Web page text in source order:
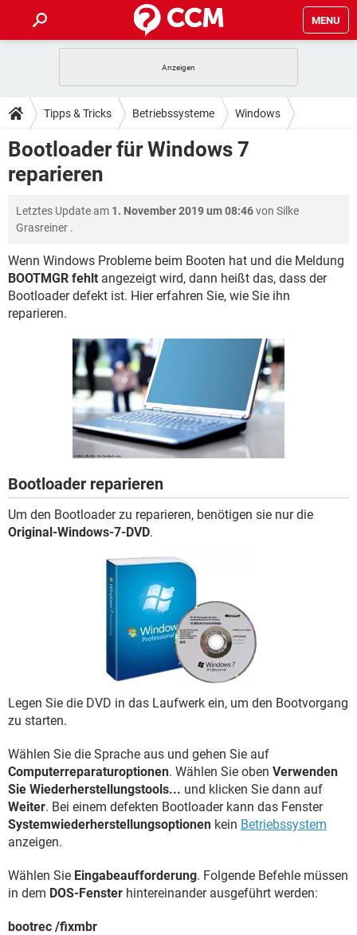
MENU
ANDROID IOS
WINDOWS 10 INSTAGRAM
WHATSAPP
TIPPS & TRICKS
SPIELE STREAMING
ANDROID IOS
WINDOWS 10
WHATSAPP TIKTOK
DOWNLOADS
SPIELE
WINDOWS 10
WHATSAPP TIKTOK
FACEBOOK HARDWARE
FORUM
SPIELE STREAMING
WINDOWS 10 INSTAGRAM
WHATSAPP TIKTOK
FACEBOOK
LEXIKON
SPIELE STREAMING
ANDROID IOS
WINDOWS 10
Tipps & Tricks Betriebssysteme Windows
Windows 7
Bootloader für Windows 7
reparieren
Letztes Update am 1. November 2019 um 08:46von Silke
Grasreiner .
Wenn Windows Probleme beim Booten hat und die Meldung
BOOTMGR fehlt angezeigt wird, dann heißt das, dass der
Bootloader defekt ist. Hier erfahren Sie, wie Sie ihn
reparieren.
Bootloader reparieren
Um den Bootloader zu reparieren, benötigen sie nur die
Original-Windows-7-DVD.
Legen Sie die DVD in das Laufwerk ein, um den Bootvorgang
zu starten.
Wählen Sie die Sprache aus und gehen Sie auf
Computerreparaturoptionen. Wählen Sie oben Verwenden
Sie Wiederherstellungstools... und klicken Sie dann auf
Weiter. Bei einem defekten Bootloader kann das Fenster
Systemwiederherstellungsoptionen kein Betriebssystem
anzeigen.
Wählen Sie Eingabeaufforderung. Folgende Befehle müssen
in dem DOS-Fenster hintereinander ausgeführt werden:
bootrec /fixmbr